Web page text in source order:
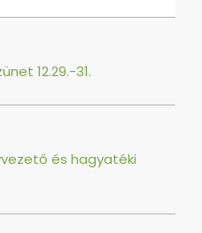
12.29.-31.
és hagyatéki